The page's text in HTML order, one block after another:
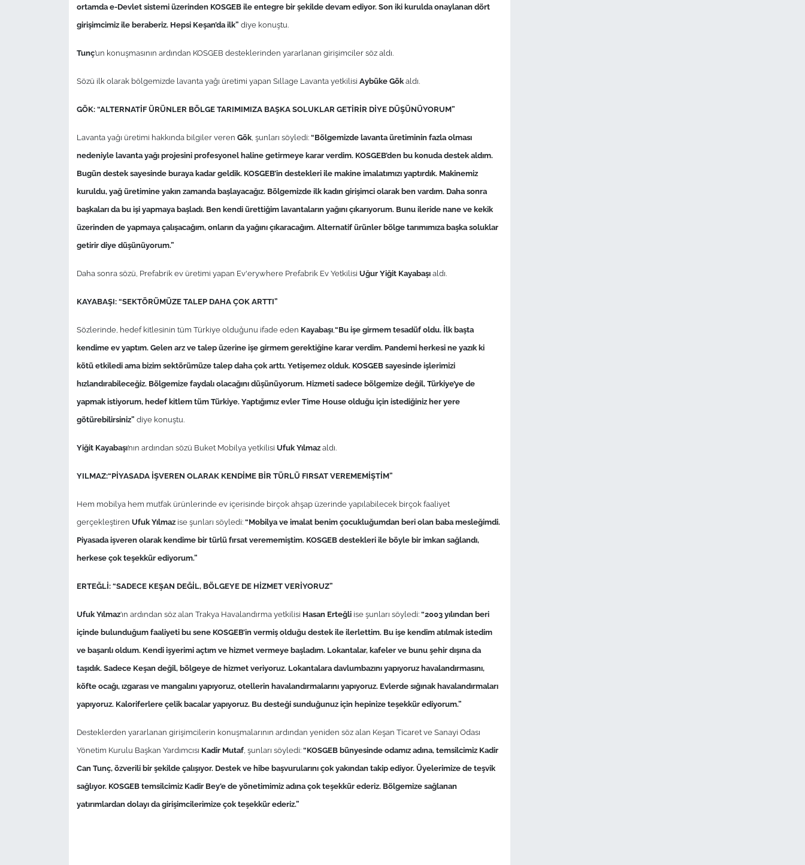
ortamda e-Devlet sistemi üzerinden KOSGEB ile entegre bir şekilde devam ediyor. Son iki kurulda onaylanan dört
girişimcimiz ile beraberiz. Hepsi Keşan’da ilk” diye konuştu.
Tunç’un konuşmasının ardından KOSGEB desteklerinden yararlanan girişimciler söz aldı.
Sözü ilk olarak bölgemizde lavanta yağı üretimi yapan Sıllage Lavanta yetkilisi Aybüke Gökaldı.
GÖK: “ALTERNATİF ÜRÜNLER BÖLGE TARIMIMIZA BAŞKA SOLUKLAR GETİRİR DİYE DÜŞÜNÜYORUM”
Lavanta yağı üretimi hakkında bilgiler veren Gök, şunları söyledi:“Bölgemizde lavanta üretiminin fazla olması
nedeniyle lavanta yağı projesini profesyonel haline getirmeye karar verdim. KOSGEB’den bu konuda destek aldım.
Bugün destek sayesinde buraya kadar geldik. KOSGEB’in destekleri ile makine imalatımızı yaptırdık. Makinemiz
kuruldu, yağ üretimine yakın zamanda başlayacağız. Bölgemizde ilk kadın girişimci olarak ben vardım. Daha sonra
başkaları da bu işi yapmaya başladı. Ben kendi ürettiğim lavantaların yağını çıkarıyorum. Bunu ileride nane ve kekik
üzerinden de yapmaya çalışacağım, onların da yağını çıkaracağım. Alternatif ürünler bölge tarımımıza başka soluklar
getirir diye düşünüyorum.”
Daha sonra sözü, Prefabrik ev üretimi yapan Ev'erywhere Prefabrik Ev Yetkilisi Uğur Yiğit Kayabaşıaldı.
KAYABAŞI: “SEKTÖRÜMÜZE TALEP DAHA ÇOK ARTTI”
Sözlerinde, hedef kitlesinin tüm Türkiye olduğunu ifade eden Kayabaşı,“Bu işe girmem tesadüf oldu. İlk başta
kendime ev yaptım. Gelen arz ve talep üzerine işe girmem gerektiğine karar verdim. Pandemi herkesi ne yazık ki
kötü etkiledi ama bizim sektörümüze talep daha çok arttı. Yetişemez olduk. KOSGEB sayesinde işlerimizi
hızlandırabileceğiz. Bölgemize faydalı olacağını düşünüyorum. Hizmeti sadece bölgemize değil, Türkiye’ye de
yapmak istiyorum, hedef kitlem tüm Türkiye. Yaptığımız evler Time House olduğu için istediğiniz her yere
götürebilirsiniz” diye konuştu.
Yiğit Kayabaşı’nın ardından sözü Buket Mobilya yetkilisi Ufuk Yılmazaldı.
YILMAZ:“PİYASADA İŞVEREN OLARAK KENDİME BİR TÜRLÜ FIRSAT VEREMEMİŞTİM”
Hem mobilya hem mutfak ürünlerinde ev içerisinde birçok ahşap üzerinde yapılabilecek birçok faaliyet
gerçekleştiren Ufuk Yılmazise şunları söyledi:“Mobilya ve imalat benim çocukluğumdan beri olan baba mesleğimdi.
Piyasada işveren olarak kendime bir türlü fırsat verememiştim. KOSGEB destekleri ile böyle bir imkan sağlandı,
herkese çok teşekkür ediyorum.”
ERTEĞLİ: “SADECE KEŞAN DEĞİL, BÖLGEYE DE HİZMET VERİYORUZ”
Ufuk Yılmaz’ın ardından söz alan Trakya Havalandırma yetkilisi Hasan Erteğliise şunları söyledi:“2003 yılından beri
içinde bulunduğum faaliyeti bu sene KOSGEB’in vermiş olduğu destek ile ilerlettim. Bu işe kendim atılmak istedim
ve başarılı oldum. Kendi işyerimi açtım ve hizmet vermeye başladım. Lokantalar, kafeler ve bunu şehir dışına da
taşıdık. Sadece Keşan değil, bölgeye de hizmet veriyoruz. Lokantalara davlumbazını yapıyoruz havalandırmasını,
köfte ocağı, ızgarası ve mangalını yapıyoruz, otellerin havalandırmalarını yapıyoruz. Evlerde sığınak havalandırmaları
yapıyoruz. Kaloriferlere çelik bacalar yapıyoruz. Bu desteği sunduğunuz için hepinize teşekkür ediyorum.”
Desteklerden yararlanan girişimcilerin konuşmalarının ardından yeniden söz alan Keşan Ticaret ve Sanayi Odası
Yönetim Kurulu Başkan Yardımcısı Kadir Mutaf, şunları söyledi:“KOSGEB bünyesinde odamız adına, temsilcimiz Kadir
Can Tunç, özverili bir şekilde çalışıyor. Destek ve hibe başvurularını çok yakından takip ediyor. Üyelerimize de teşvik
sağlıyor. KOSGEB temsilcimiz Kadir Bey’e de yönetimimiz adına çok teşekkür ederiz. Bölgemize sağlanan
yatırımlardan dolayı da girişimcilerimize çok teşekkür ederiz.”